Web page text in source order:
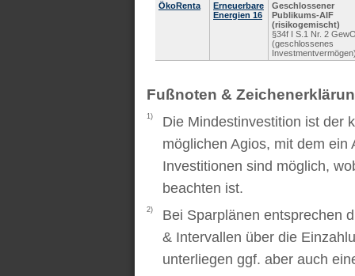
ÖkoRenta
Erneuerbare
Energien 16
Geschlossener
Publikums-AIF
(risikogemischt)
§34f I S.1 Nr. 2
(geschlossenes
Fußnoten &
1)
Die Mindestinvestition ist der
möglichen Agios, mit dem
Investitionen sind möglich,
beachten ist.
2)
Bei Sparplänen entsprechen
& Intervallen über die
unterliegen ggf. aber auch